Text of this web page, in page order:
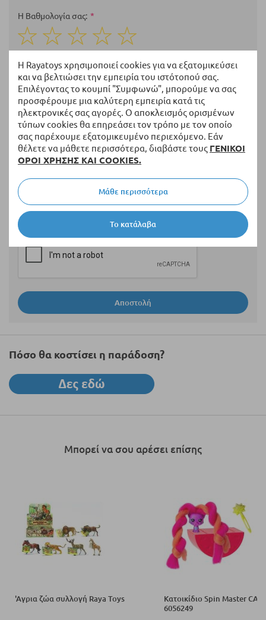
Η Rayatoys χρησιμοποιεί cookies για να εξατομικεύσει
και να βελτιώσει την εμπειρία του ιστότοπού σας.
Επιλέγοντας το κουμπί "Συμφωνώ", μπορούμε να σας
προσφέρουμε μια καλύτερη εμπειρία κατά τις
ηλεκτρονικές σας αγορές. Ο αποκλεισμός ορισμένων
τύπων cookies θα επηρεάσει τον τρόπο με τον οποίο
σας παρέχουμε εξατομικευμένο περιεχόμενο. Εάν
θέλετε να μάθετε περισσότερα, διαβάστε τους ΓΕΝΙΚΟΙ
ΟΡΟΙ ΧΡΗΣΗΣ ΚΑΙ COOKIES.
Το κατάλαβα
Μάθε περισσότερα
Η Βαθμολογία σας
1
star
2
stars
3
stars
4
stars
5
stars
Ονοματεπώνυμο
Περίληψη
Αξιολόγηση
Αποστολή
Πόσο θα κοστίσει η παράδοση?
Μπορεί να σου αρέσει επίσης
'Αγρια ζώα συλλογή Raya Toys
Κατοικίδιο Spin Master
6056249